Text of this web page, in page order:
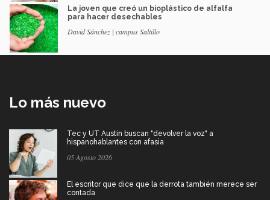
La joven que creó un bioplástico de alfalfa
para hacer desechables
David Sánchez | campus Saltillo
Lo más nuevo
Tec y UT Austin buscan "devolver la voz" a
hispanohablantes con afasia
05 Agosto 2026
El escritor que dice que la derrota también merece ser
contada